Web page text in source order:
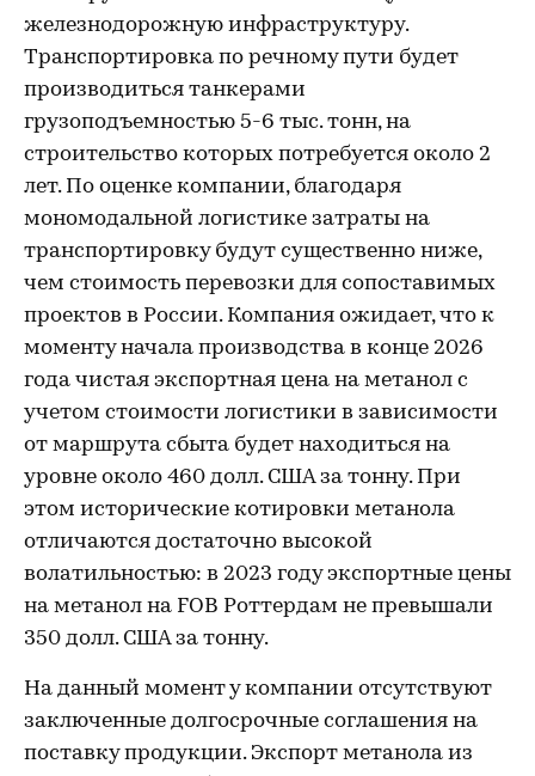
железнодорожную инфраструктуру.
Транспортировка по речному пути будет
производиться танкерами
грузоподъемностью 5-6 тыс. тонн, на
строительство которых потребуется около 2
лет. По оценке компании, благодаря
мономодальной логистике затраты на
транспортировку будут существенно ниже,
чем стоимость перевозки для сопоставимых
проектов в России. Компания ожидает, что к
моменту начала производства в конце 2026
года чистая экспортная цена на метанол с
учетом стоимости логистики в зависимости
от маршрута сбыта будет находиться на
уровне около 460 долл. США за тонну. При
этом исторические котировки метанола
отличаются достаточно высокой
волатильностью: в 2023 году экспортные цены
на метанол на FOB Роттердам не превышали
350 долл. США за тонну.
На данный момент у компании отсутствуют
заключенные долгосрочные соглашения на
поставку продукции. Экспорт метанола из